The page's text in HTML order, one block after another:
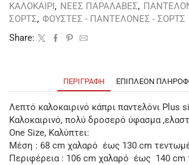
ΚΑΛΟΚΑΙΡΙ , ΝΕΕΣ ΠΑΡΑΛΑΒΕΣ,
ΣΟΡΤΣ, ΦΟΥΣΤΕΣ - ΠΑΝΤΕΛΟΝΕΣ - ΣΟΡΤΣ
Share:
ΠΕΡΙΓΡΑΦΉ ΕΠΙΠΛΈΟΝ
Λεπτό καλοκαιρινό κάπρι παντελόνι Plus
Καλοκαιρινό, πολύ δροσερό ύφασμα
One Size, Καλύπτει:
Μέση : 68 cm χαλαρό έως 130 cm
Περιφέρεια : 106 cm χαλαρό έως 140 cm